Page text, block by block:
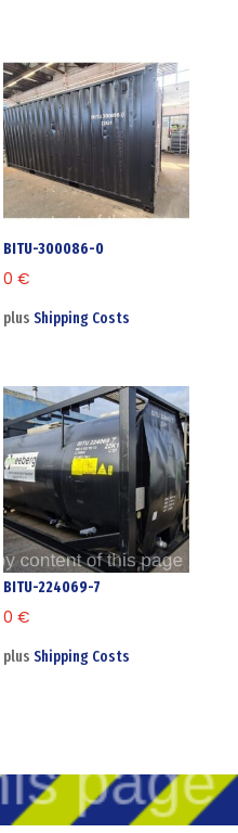
BITU-300086-0
0€
plusShipping Costs
BITU-224069-7
0€
plusShipping Costs